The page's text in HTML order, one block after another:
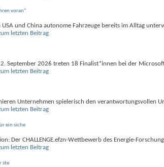
voran“
und China autonome Fahrzeuge bereits im Alltag
September 2026 treten 18 Finalist*innen bei der
Unternehmen spielerisch den verantwortungsvollen
ein siche
CHALLENGE.efzn-Wettbewerb des Energie-
ste